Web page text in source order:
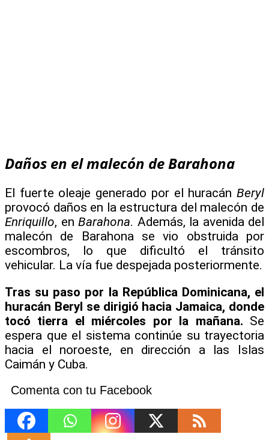
Daños en el malecón de Barahona
El fuerte oleaje generado por el huracán Beryl
provocó daños en la estructura del malecón de
Enriquillo, en Barahona. Además, la avenida del
malecón de Barahona se vio obstruida por
escombros, lo que dificultó el tránsito
vehicular. La vía fue despejada posteriormente.
Tras su paso por la República Dominicana, el
huracán Beryl se dirigió hacia Jamaica, donde
tocó tierra el miércoles por la mañana. Se
espera que el sistema continúe su trayectoria
hacia el noroeste, en dirección a las Islas
Caimán y Cuba.
Comenta con tu Facebook